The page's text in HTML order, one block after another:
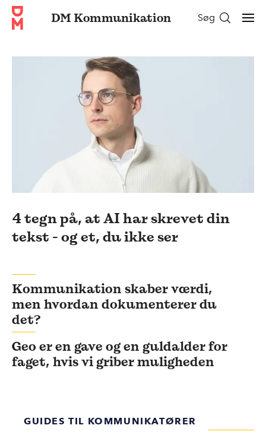
DM Kommunikation Søg
4 tegn på, at AI har skrevet din
tekst - og et, du ikke ser
Kommunikation skaber værdi,
men hvordan dokumenterer du
det?
Geo er en gave og en guldalder for
faget, hvis vi griber muligheden
GUIDES TIL KOMMUNIKATØRER